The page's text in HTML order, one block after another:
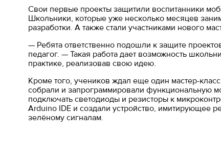
Свои первые проекты защитили воспитанники
Школьники, которые уже несколько месяцев
разработки. А также стали участниками нового
— Ребята ответственно подошли к защите
педагог. — Такая работа дает возможность
практике, реализовав свою идею.
Кроме того, учеников ждал еще один мастер-
собрали и запрограммировали функциональную
подключать светодиоды и резисторы к
Arduino IDE и создали устройство, имитирующее
зелёному сигналам.